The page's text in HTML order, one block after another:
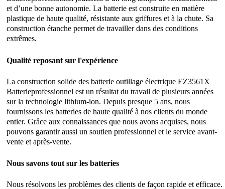
et d’une bonne autonomie. La batterie est construite en matière
plastique de haute qualité, résistante aux griffures et à la chute. Sa
construction étanche permet de travailler dans des conditions
extrêmes.
Qualité reposant sur l'expérience
La construction solide des batterie outillage électrique EZ3561X
Batterieprofessionnel est un résultat du travail de plusieurs années
sur la technologie lithium-ion. Depuis presque 5 ans, nous
fournissons les batteries de haute qualité à nos clients du monde
entier. Grâce aux connaissances que nous avons acquises, nous
pouvons garantir aussi un soutien professionnel et le service avant-
vente et après-vente.
Nous savons tout sur les batteries
Nous résolvons les problèmes des clients de façon rapide et efficace.